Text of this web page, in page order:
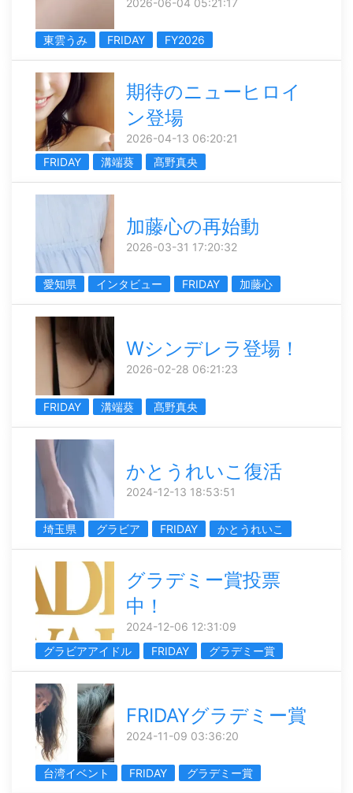
2026-06-04 05:21:17
東雲うみ FRIDAY FY2026
期待のニューヒロイ
ン登場
2026-04-13 06:20:21
FRIDAY
溝端葵 髙野真央
加藤心の再始動
2026-03-31 17:20:32
愛知県 インタビュー FRIDAY 加藤心
Wシンデレラ登場！
2026-02-28 06:21:23
FRIDAY 溝端葵 髙野真央
かとうれいこ復活
2024-12-13 18:53:51
埼玉県 グラビア FRIDAY かとうれいこ
グラデミー賞投票
中！
2024-12-06 12:31:09
グラビアアイドル
FRIDAY グラデミー賞
FRIDAYグラデミー賞
2024-11-09 03:36:20
台湾イベント FRIDAY グラデミー賞